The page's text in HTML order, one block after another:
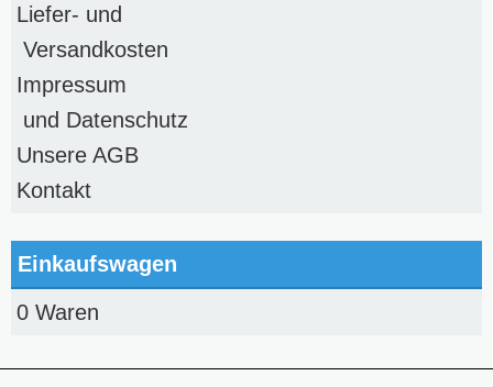
Liefer- und
Versandkosten
Impressum
und Datenschutz
Unsere AGB
Kontakt
Einkaufswagen
0 Waren